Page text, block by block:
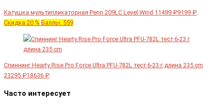
Катушка мультипликаторная Penn 209LC Level Wind 11499 ₽9199 ₽
Скидка 20 % Баллы: 559
Спиннинг Hearty Rise Pro Force Ultra PFU-782L тест 6-23 г длина 235 cm
23295 ₽18636 ₽
Часто интересует